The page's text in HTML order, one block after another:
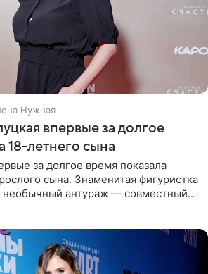
Нужная
впервые за долгое
18-летнего сына
за долгое время показала
сына. Знаменитая фигуристка
необычный антураж — совместный